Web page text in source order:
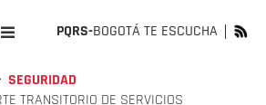
PQRS-BOGOTÁ TE ESCUCHA
SEGURIDAD
TRANSITORIO DE SERVICIOS